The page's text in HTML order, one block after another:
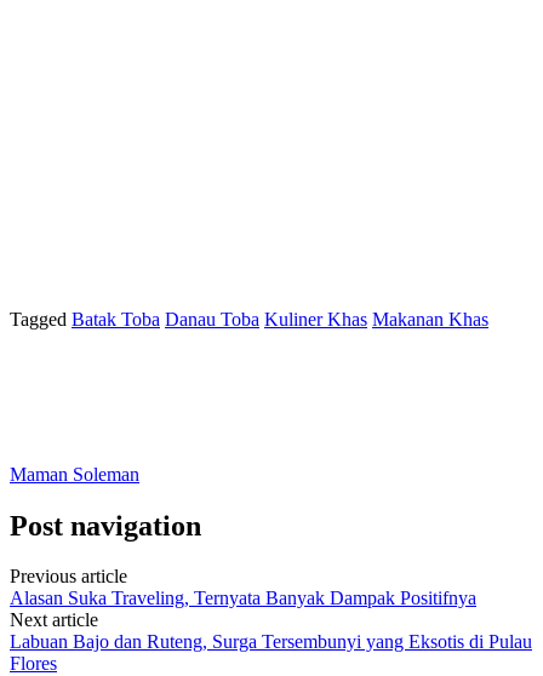
Tagged Batak Toba Danau Toba Kuliner Khas Makanan Khas
Maman Soleman
Post navigation
Previous article
Alasan Suka Traveling, Ternyata Banyak Dampak Positifnya
Next article
Labuan Bajo dan Ruteng, Surga Tersembunyi yang Eksotis di Pulau
Flores